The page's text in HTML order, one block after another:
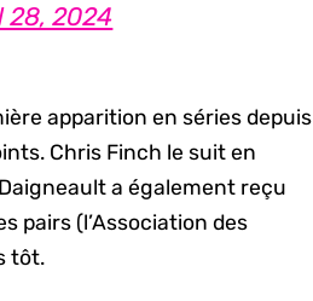
28, 2024
apparition en séries depuis
Chris Finch le suit en
a également reçu
pairs (l’Association des
tôt.